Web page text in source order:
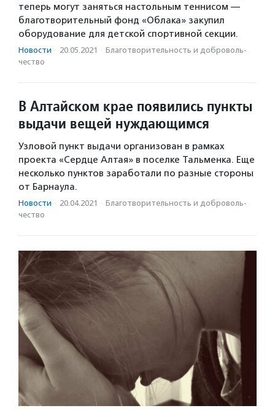
теперь могут заняться настольным теннисом —
благотворительный фонд «Облака» закупил
оборудование для детской спортивной секции.
Новости · 20.05.2021 · Благотвори­тель­ность и доброволь­
чест­во
В Алтайском крае появились пункты
выдачи вещей нуждающимся
Узловой пункт выдачи организован в рамках
проекта «Сердце Алтая» в поселке Тальменка. Еще
несколько пунктов заработали по разные стороны
от Барнаула.
Новости · 20.04.2021 · Благотвори­тель­ность и доброволь­
чест­во